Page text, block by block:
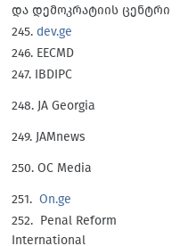
და დემოკრატიის ცენტრი
245. dev.ge
246. EECMD
247. IBDIPC
248. JA Georgia
249. JAMnews
250. OC Media
251. On.ge
252. Penal Reform
International